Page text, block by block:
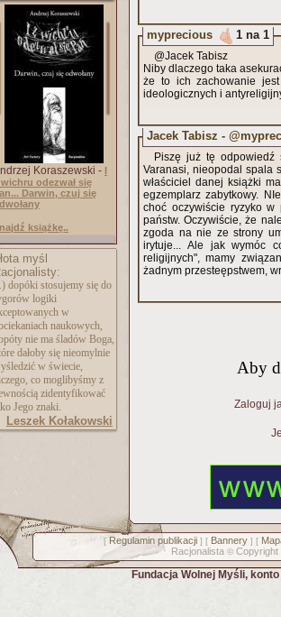
Koraszewski - I
odezwał się
Darwin, czuj się
książkę..
myśl
dopóki stosujemy się do
logiki
w
naukowych,
nie ma śladów Boga,
dałoby się nieomylnie
w świecie,
co moglibyśmy z
zidentyfikować
Jego znaki.
Leszek Kołakowski
myprecious 1 na 1
@Jacek Tabisz
Niby dlaczego taka
że to ich zachowanie
ideologicznych i
Jacek Tabisz -
Piszę już tę
Varanasi, nieopodal spala
właściciel danej książki
egzemplarz zabytkowy.
choć oczywiście ryzyko
państw. Oczywiście, że
zgoda na nie ze strony
irytuje... Ale jak wymóc
religijnych", mamy
żadnym przesteępstwem,
Aby
Zaloguj
[ Regulamin publikacji] [ Bannery] [
Racjonalista © Copyright
Fundacja Wolnej Myśli,